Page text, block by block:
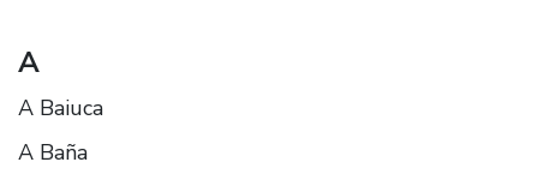
A
A Baiuca
A Baña